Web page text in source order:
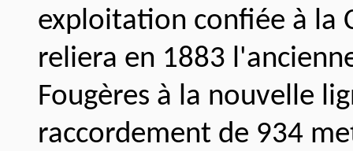
exploitation confiée à la
reliera en 1883
Fougères à la nouvelle
raccordement de 934